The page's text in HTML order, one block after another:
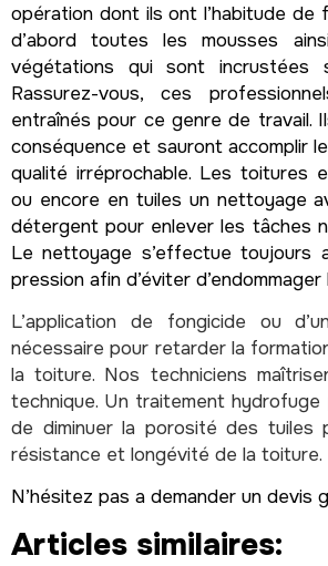
opération dont ils ont l’habitude de
d’abord toutes les mousses
végétations qui sont incrustées
Rassurez-vous, ces
entraînés pour ce genre de travail.
conséquence et sauront accomplir
qualité irréprochable. Les toitures
ou encore en tuiles un nettoyage
détergent pour enlever les tâches
Le nettoyage s’effectue toujours
pression afin d’éviter
L’application de fongicide ou
nécessaire pour retarder la
la toiture. Nos techniciens
technique. Un traitement
de diminuer la porosité des tuiles
résistance et longévité de la toiture.
N’hésitez pas a demander un devis
Articles similaires: